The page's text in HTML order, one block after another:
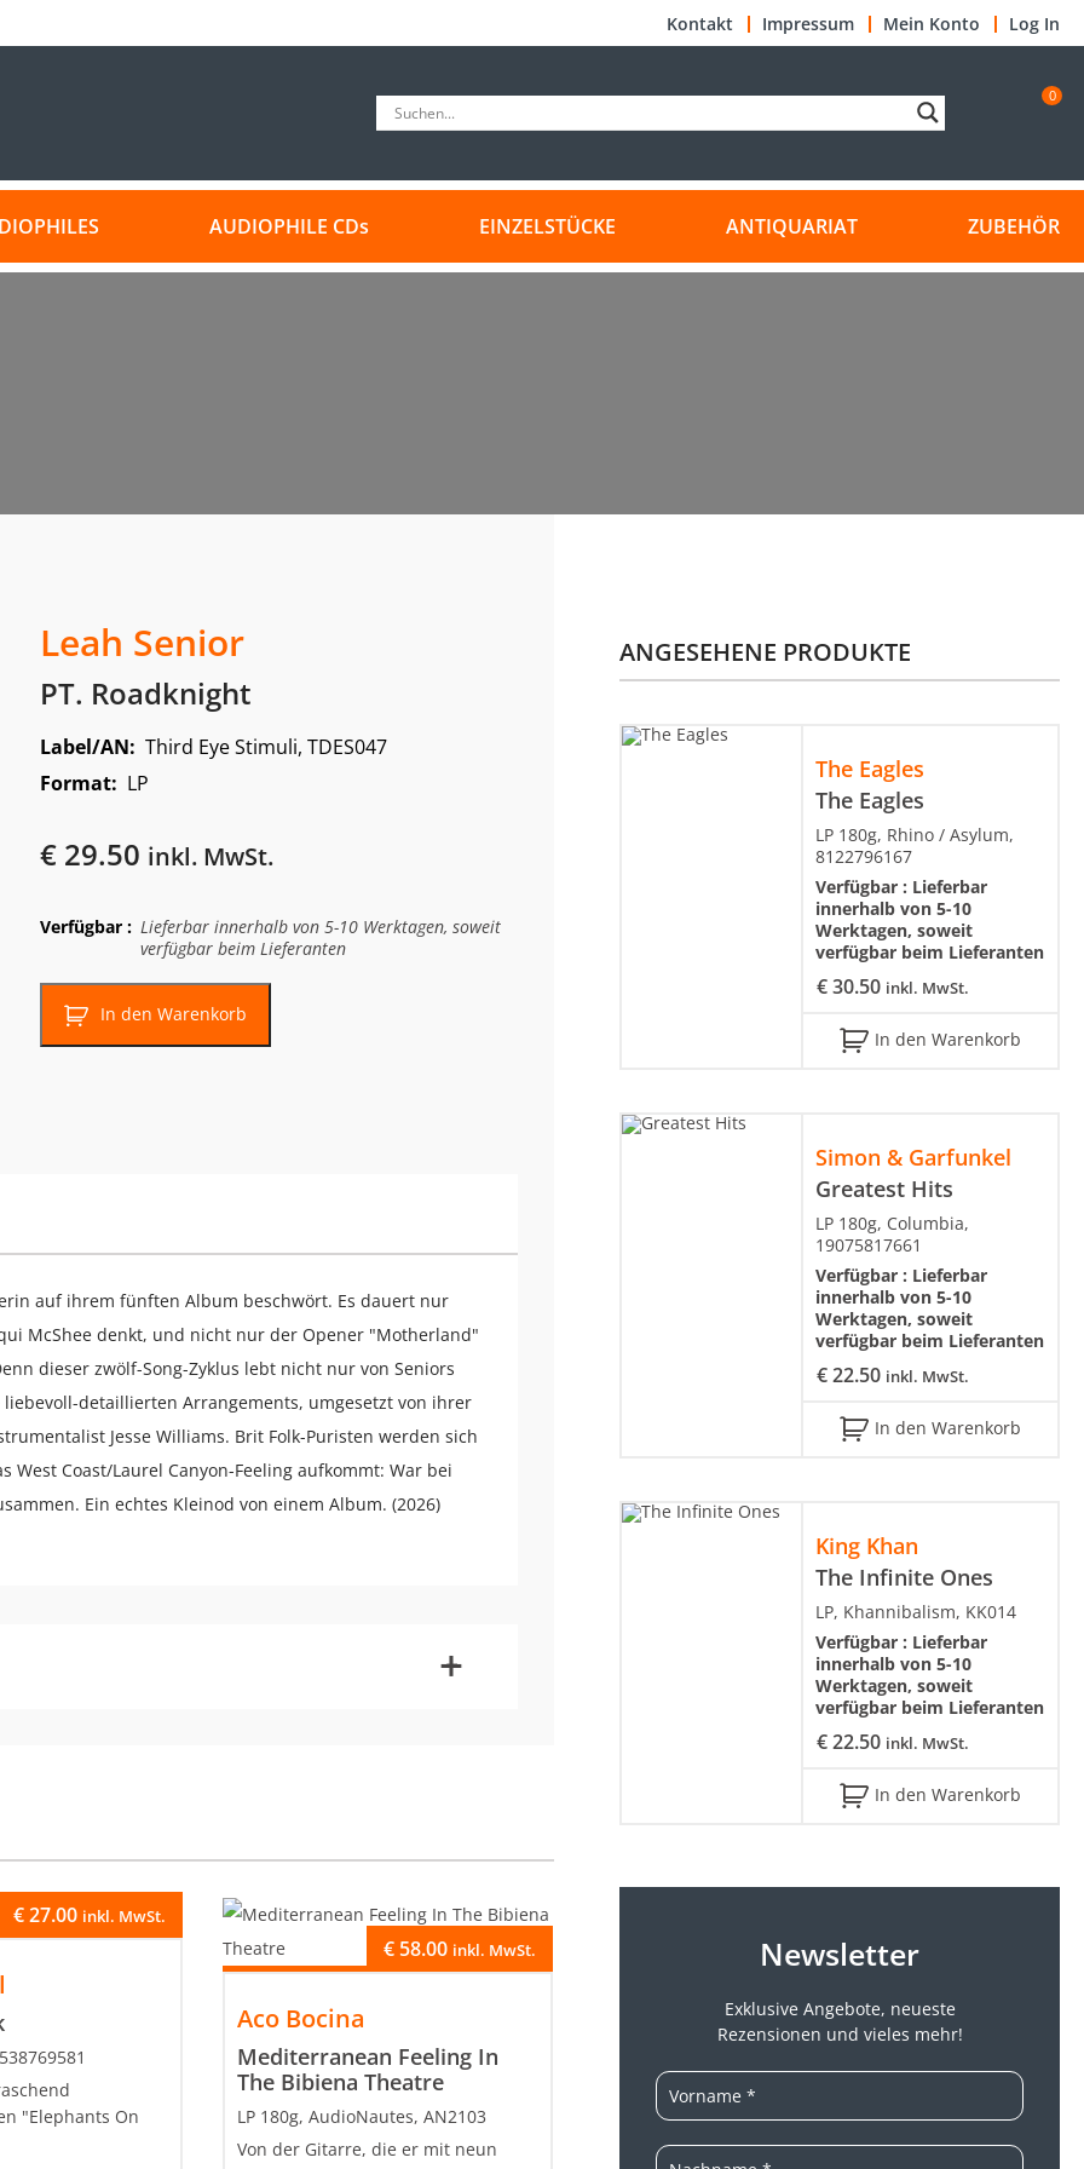
Kontakt Impressum Mein Konto Log In
0
AUDIOPHILE CDs EINZELSTÜCKE ANTIQUARIAT ZUBEHÖR
Leah Senior
PT. Roadknight
Label/AN: Third Eye Stimuli, TDES047
Format: LP
€29.50 inkl. MwSt.
Verfügbar : Lieferbar innerhalb von 5-10 Werktagen, soweit
verfügbar beim Lieferanten
In den Warenkorb
auf ihrem fünften Album beschwört. Es dauert nur
McShee denkt, und nicht nur der Opener "Motherland"
dieser zwölf-Song-Zyklus lebt nicht nur von Seniors
detaillierten Arrangements, umgesetzt von ihrer
Jesse Williams. Brit Folk-Puristen werden sich
Coast/Laurel Canyon-Feeling aufkommt: War bei
Ein echtes Kleinod von einem Album. (2026)
+
-
€27.00 inkl. MwSt.
"Elephants On
Aco Bocina
Mediterranean Feeling In
The Bibiena Theatre
€58.00 inkl. MwSt.
LP 180g, AudioNautes, AN2103
Von der Gitarre, die er mit neun
ANGESEHENE PRODUKTE
The Eagles
The Eagles
€30.50 inkl. MwSt.
LP 180g, Rhino / Asylum,
8122796167
Verfügbar : Lieferbar
innerhalb von 5-10
Werktagen, soweit
verfügbar beim Lieferanten
In den Warenkorb
Simon & Garfunkel
Greatest Hits
€22.50 inkl. MwSt.
LP 180g, Columbia,
19075817661
Verfügbar : Lieferbar
innerhalb von 5-10
Werktagen, soweit
verfügbar beim Lieferanten
In den Warenkorb
King Khan
The Infinite Ones
€22.50 inkl. MwSt.
LP, Khannibalism, KK014
Verfügbar : Lieferbar
innerhalb von 5-10
Werktagen, soweit
verfügbar beim Lieferanten
In den Warenkorb
Newsletter
Exklusive Angebote, neueste
Rezensionen und vieles mehr!